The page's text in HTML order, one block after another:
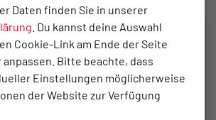
Daten finden Sie in unserer
. Du kannst deine Auswahl
Cookie-Link am Ende der Seite
Bitte beachte, dass
Einstellungen möglicherweise
der Website zur Verfügung